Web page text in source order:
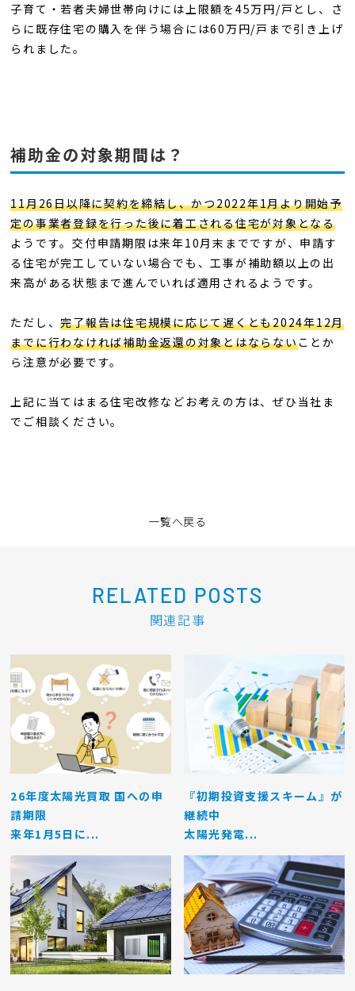
子育て・若者夫婦世帯向けには上限額を45万円/戸とし、さ
らに既存住宅の購入を伴う場合には60万円/戸まで引き上げ
られました。
補助金の対象期間は？
11月26日以降に契約を締結し、かつ2022年1月より開始予
定の事業者登録を行った後に着工される住宅が対象となる
ようです。交付申請期限は来年10月末までですが、申請す
る住宅が完工していない場合でも、工事が補助額以上の出
来高がある状態まで進んでいれば適用されるようです。
ただし、完了報告は住宅規模に応じて遅くとも2024年12月
までに行わなければ補助金返還の対象とはならないことか
ら注意が必要です。
上記に当てはまる住宅改修などお考えの方は、ぜひ当社ま
でご相談ください。
一覧へ戻る
RELATED POSTS
関連記事
26年度太陽光買取 国への申
請期限
来年1月5日に...
『初期投資支援スキーム』が
継続中
太陽光発電...